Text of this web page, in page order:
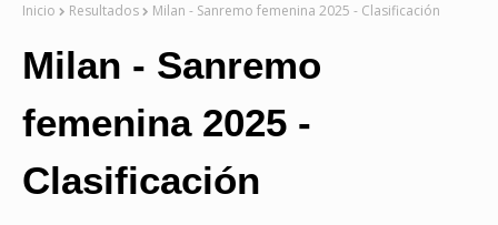
Inicio Resultados Milan - Sanremo femenina 2025 - Clasificación
Milan - Sanremo
femenina 2025 -
Clasificación